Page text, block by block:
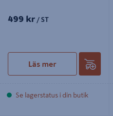
499 kr / ST
Läs mer
Se lagerstatus i din butik